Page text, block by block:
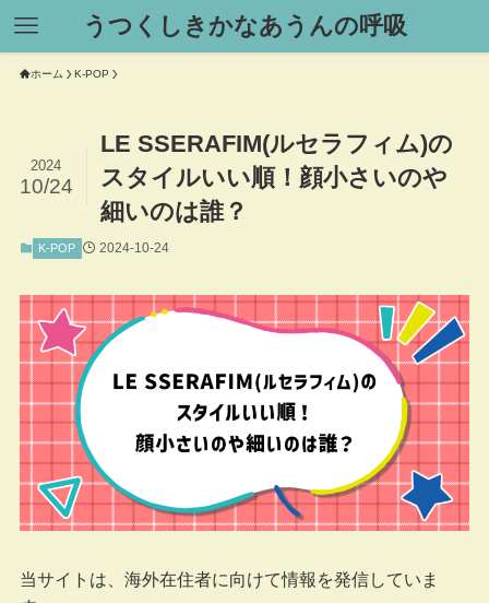
うつくしきかなあうんの呼吸
ホーム K-POP
LE SSERAFIM(ルセラフィム)の
スタイルいい順！顔小さいのや
細いのは誰？
2024
10/24
K-POP 2024-10-24
当サイトは、海外在住者に向けて情報を発信していま